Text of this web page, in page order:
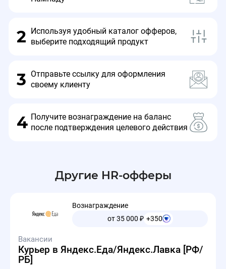
2
Используя удобный каталог офферов,
выберите подходящий продукт
3 Отправьте ссылку для оформления
своему клиенту
4 Получите вознаграждение на баланс
после подтверждения целевого действия
Другие HR-офферы
Вознаграждение
от 35 000 ₽ +350
Вакансии
Курьер в Яндекс.Еда/Яндекс.Лавка [РФ/
РБ]